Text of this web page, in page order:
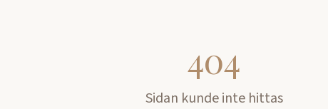
404
Sidan kunde inte hittas